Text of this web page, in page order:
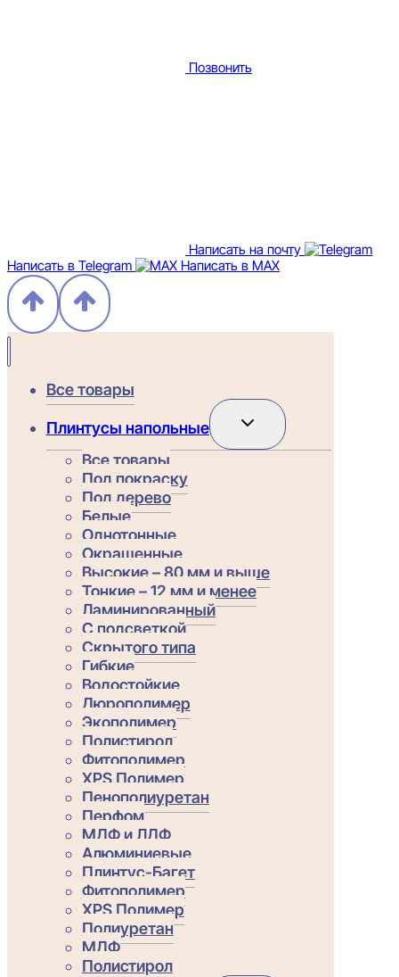
Позвонить
Написать на почту
Написать в Telegram
Написать в MAX
Все товары
Плинтусы напольные
Переключить
дочернее
меню
Все товары
Под покраску
Под дерево
Белые
Однотонные
Окрашенные
Высокие – 80 мм и выше
Тонкие – 12 мм и менее
Ламинированный
С подсветкой
Скрытого типа
Гибкие
Водостойкие
Дюрополимер
Экополимер
Полистирол
Фитополимер
XPS Полимер
Пенополиуретан
Перфом
МДФ и ЛДФ
Алюминиевые
Плинтус-Багет
Фитополимер
XPS Полимер
Полиуретан
МДФ
Полистирол